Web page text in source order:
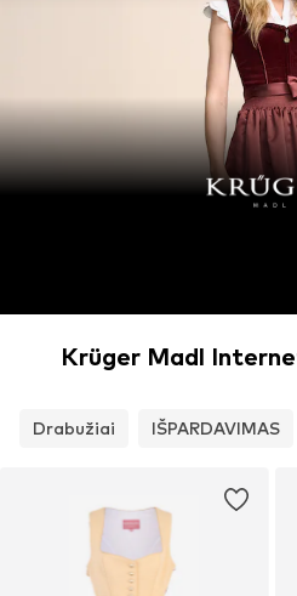
Krüger Madl
Drabužiai IŠPARDAVIMAS